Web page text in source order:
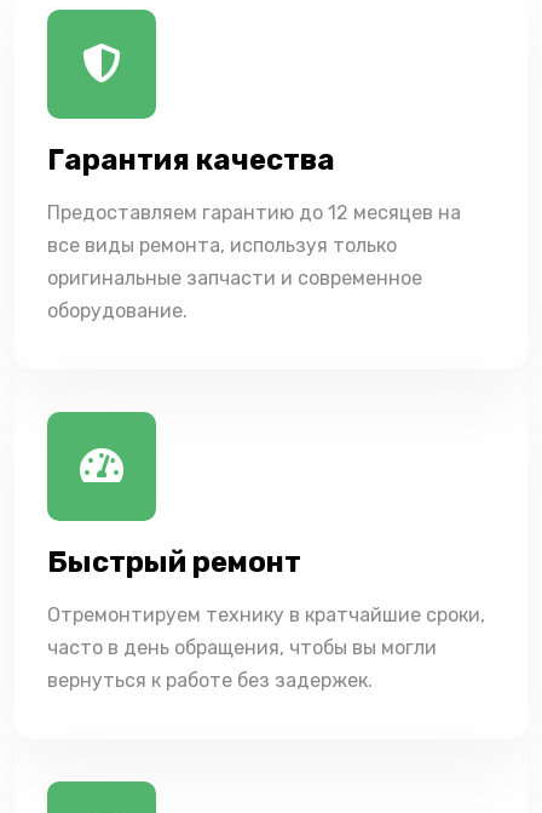
Гарантия качества
Предоставляем гарантию до 12 месяцев на
все виды ремонта, используя только
оригинальные запчасти и современное
оборудование.
Быстрый ремонт
Отремонтируем технику в кратчайшие сроки,
часто в день обращения, чтобы вы могли
вернуться к работе без задержек.